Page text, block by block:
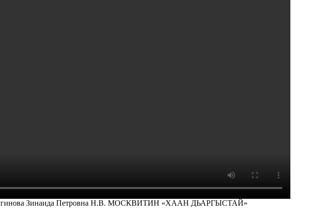
Лугинова Зинаида Петровна Н.В. МОСКВИТИН «ХААН ДЬАРГЫСТАЙ»